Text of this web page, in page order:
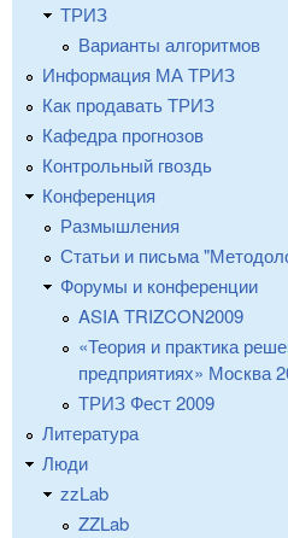
ТРИЗ
Варианты алгоритмов
Информация МА ТРИЗ
Как продавать ТРИЗ
Кафедра прогнозов
Контрольный гвоздь
Конференция
Размышления
Статьи и письма
Форумы и конференции
ASIA TRIZCON2009
«Теория и практика
предприятиях» Москва
ТРИЗ Фест 2009
Литература
Люди
zzLab
ZZLab